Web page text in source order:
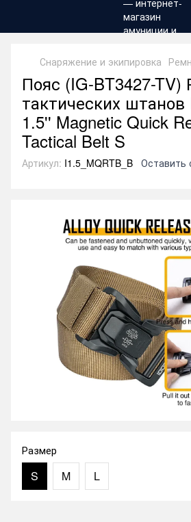
Снаряжение и экипировка
Пояс (IG-BT3427-
тактических штанов
1.5'' Magnetic Quick
Tactical Belt S
Артикул: I1.5_MQRTB_B Оставить
Размер
S M L